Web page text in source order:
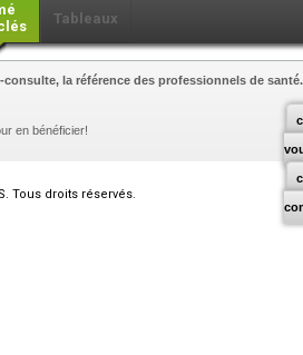
Tableaux
consulte, la référence des professionnels de santé.
en bénéficier!
Tous droits réservés.